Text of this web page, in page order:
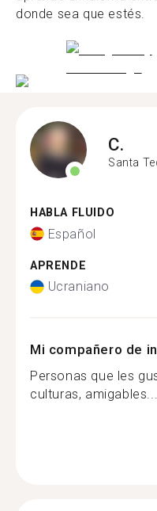
donde sea que estés.
C.
Santa
HABLA FLUIDO
Español
APRENDE
Ucraniano
Mi compañero de
Personas que les
culturas, amigables...